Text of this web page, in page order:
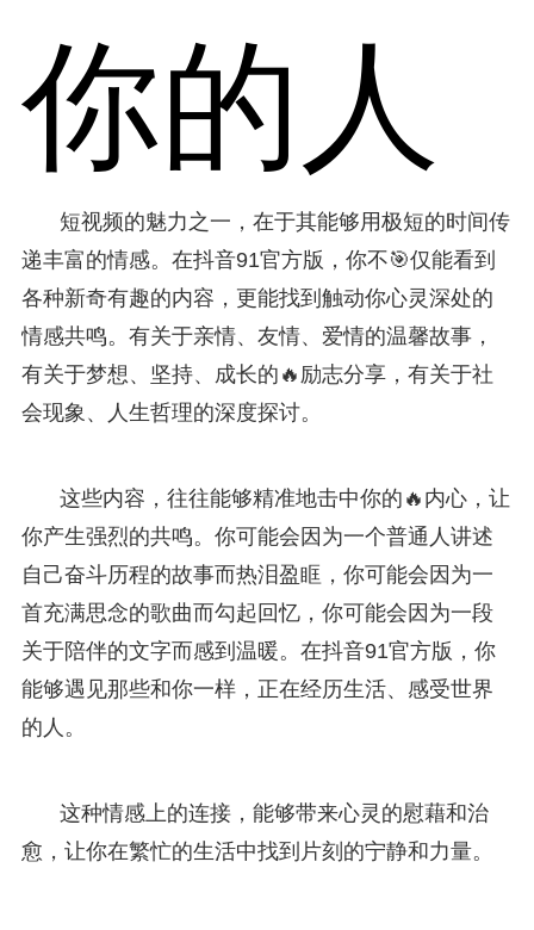
你的人
短视频的魅力之一，在于其能够用极短的时间传
递丰富的情感。在抖音91官方版，你不🎯仅能看到
各种新奇有趣的内容，更能找到触动你心灵深处的
情感共鸣。有关于亲情、友情、爱情的温馨故事，
有关于梦想、坚持、成长的🔥励志分享，有关于社
会现象、人生哲理的深度探讨。
这些内容，往往能够精准地击中你的🔥内心，让
你产生强烈的共鸣。你可能会因为一个普通人讲述
自己奋斗历程的故事而热泪盈眶，你可能会因为一
首充满思念的歌曲而勾起回忆，你可能会因为一段
关于陪伴的文字而感到温暖。在抖音91官方版，你
能够遇见那些和你一样，正在经历生活、感受世界
的人。
这种情感上的连接，能够带来心灵的慰藉和治
愈，让你在繁忙的生活中找到片刻的宁静和力量。